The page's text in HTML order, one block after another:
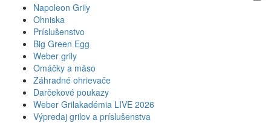
Napoleon Grily
Ohniska
Príslušenstvo
Big Green Egg
Weber grily
Omáčky a mäso
Záhradné ohrievače
Darčekové poukazy
Weber Grilakadémia LIVE 2026
Výpredaj grilov a príslušenstva